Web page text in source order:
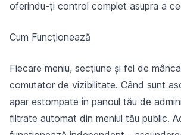
oferindu-ți control complet asupra a
Cum Funcționează
Fiecare meniu, secțiune și fel de
comutator de vizibilitate. Când sunt
apar estompate în panoul tău de
filtrate automat din meniul tău public.